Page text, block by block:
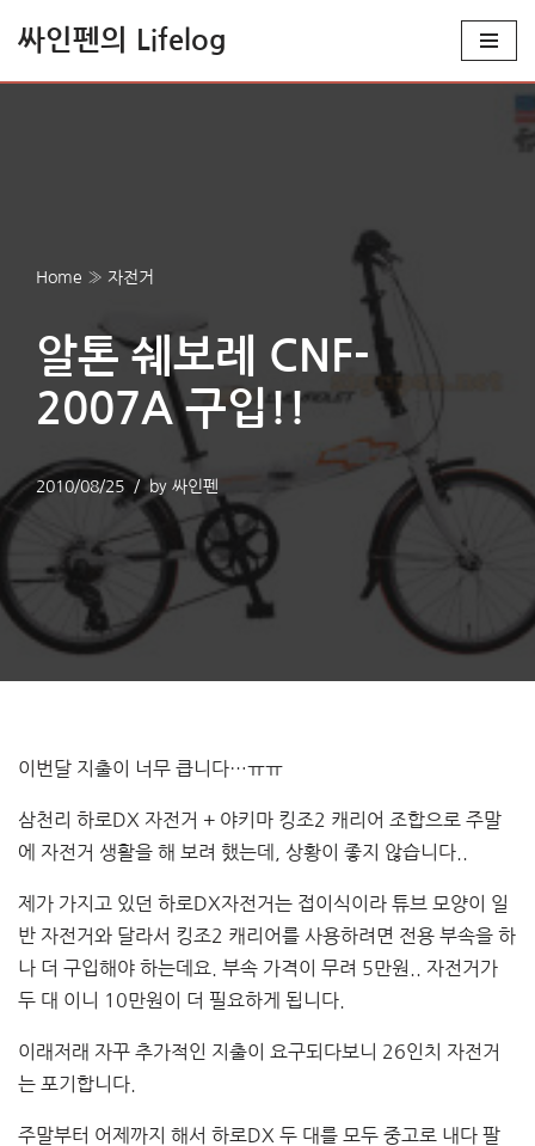
싸인펜의 Lifelog
Home » 자전거
알톤 쉐보레 CNF-
2007A 구입!!
2010/08/25 by 싸인펜
이번달 지출이 너무 큽니다…ㅠㅠ
삼천리 하로DX 자전거 + 야키마 킹조2 캐리어 조합으로 주말
에 자전거 생활을 해 보려 했는데, 상황이 좋지 않습니다..
제가 가지고 있던 하로DX자전거는 접이식이라 튜브 모양이 일
반 자전거와 달라서 킹조2 캐리어를 사용하려면 전용 부속을 하
나 더 구입해야 하는데요. 부속 가격이 무려 5만원.. 자전거가
두 대 이니 10만원이 더 필요하게 됩니다.
이래저래 자꾸 추가적인 지출이 요구되다보니 26인치 자전거
는 포기합니다.
주말부터 어제까지 해서 하로DX 두 대를 모두 중고로 내다 팔